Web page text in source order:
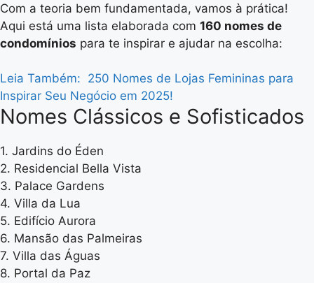
Com a teoria bem fundamentada, vamos à prática!
Aqui está uma lista elaborada com 160 nomes de
condomínios para te inspirar e ajudar na escolha:
Leia Também: 250 Nomes de Lojas Femininas para
Inspirar Seu Negócio em 2025!
Nomes Clássicos e Sofisticados
1. Jardins do Éden
2. Residencial Bella Vista
3. Palace Gardens
4. Villa da Lua
5. Edifício Aurora
6. Mansão das Palmeiras
7. Villa das Águas
8. Portal da Paz